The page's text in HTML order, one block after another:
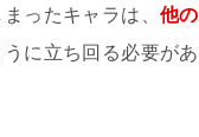
ったキャラは、 他の
に立ち回る必要があ